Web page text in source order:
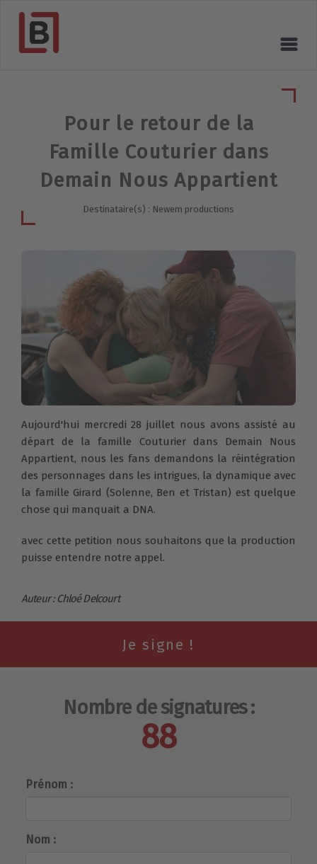
Pour le retour de la
Famille Couturier dans
Demain Nous Appartient
Destinataire(s) : Newem productions
Aujourd'hui mercredi 28 juillet nous avons assisté au
départ de la famille Couturier dans Demain Nous
Appartient, nous les fans demandons la réintégration
des personnages dans les intrigues, la dynamique avec
la famille Girard (Solenne, Ben et Tristan) est quelque
chose qui manquait a DNA.
avec cette petition nous souhaitons que la production
puisse entendre notre appel.
Auteur : Chloé Delcourt
Nombre de signatures :
88
Prénom :
Nom :